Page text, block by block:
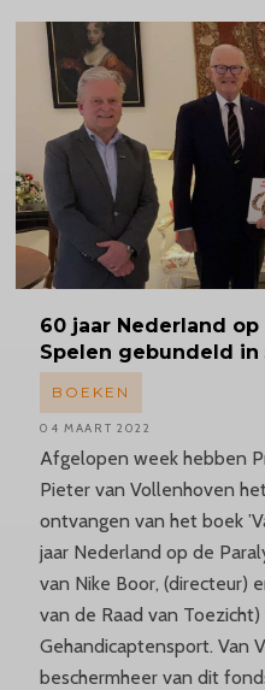
60 jaar Nederland
Spelen gebundeld in
Afgelopen week hebben
Pieter van Vollenhoven
ontvangen van het boek
jaar Nederland op de
van Nike Boor, (directeur)
van de Raad van Toezicht)
Gehandicaptensport. Van
beschermheer van dit
BOEKEN
04 MAART 2022